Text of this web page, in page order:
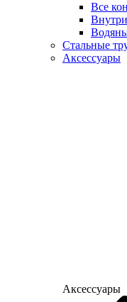
Все
Стальные
Аксессуары
Аксессуары